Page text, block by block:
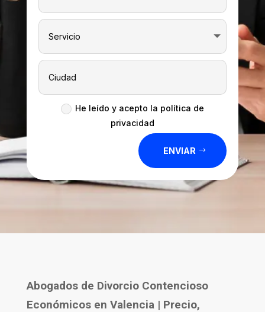
He leído y acepto la política de
privacidad
ENVIAR
Abogados de Divorcio Contencioso
Económicos en Valencia | Precio,